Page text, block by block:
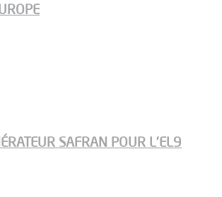
SAFRAN POUR L’EL9